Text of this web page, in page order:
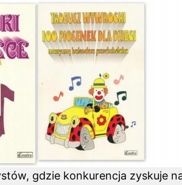
gdzie konkurencja zyskuje